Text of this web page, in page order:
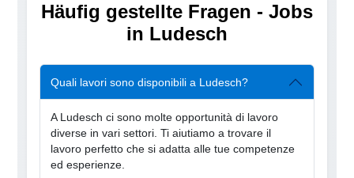
Häufig gestellte Fragen - Jobs
in Ludesch
Quali lavori sono disponibili a Ludesch?
A Ludesch ci sono molte opportunità di lavoro
diverse in vari settori. Ti aiutiamo a trovare il
lavoro perfetto che si adatta alle tue competenze
ed esperienze.